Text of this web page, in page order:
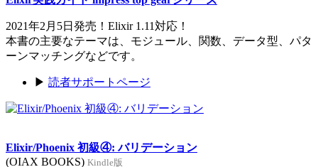
2021年2月5日発売！Elixir 1.11対応！
本書の主要なテーマは、モジュール、関数、データ型、パタ
ーンマッチングなどです。
▶ 読者サポートページ
Elixir/Phoenix 初級④: バリデーション
(OIAX BOOKS) Kindle版